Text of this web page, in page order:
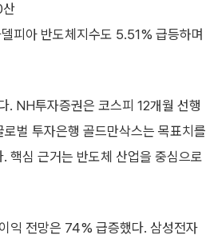
산
피아 반도체지수도 5.51% 급등하며
. NH투자증권은 코스피 12개월 선행
벌 투자은행 골드만삭스는 목표치를
심 근거는 반도체 산업을 중심으로
익 전망은 74% 급증했다. 삼성전자